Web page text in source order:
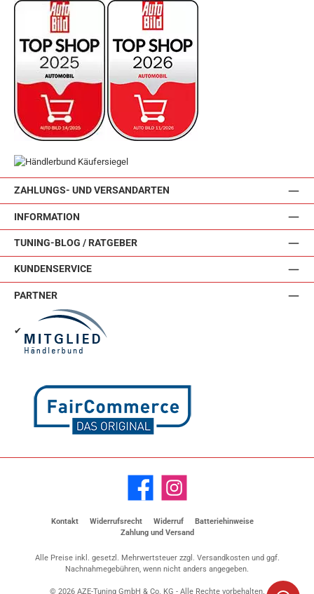
ZAHLUNGS- UND VERSANDARTEN
INFORMATION
TUNING-BLOG / RATGEBER
KUNDENSERVICE
PARTNER
✔
Facebook Instagram
Kontakt Widerrufsrecht Widerruf
Batteriehinweise
Zahlung und Versand
Alle Preise inkl. gesetzl. Mehrwertsteuer zzgl. Versandkostenund ggf.
Nachnahmegebühren, wenn nicht anders angegeben.
© 2026 AZE-Tuning GmbH & Co. KG - Alle Rechte vorbehalten.